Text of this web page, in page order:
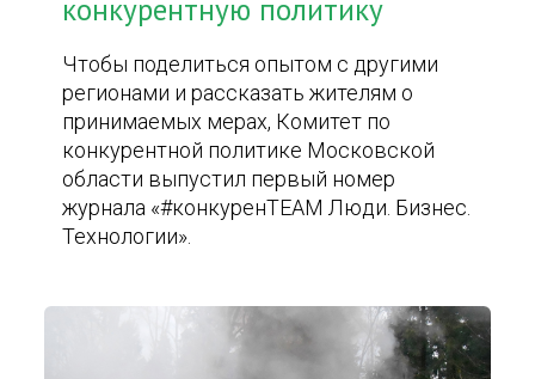
конкурентную политику
Чтобы поделиться опытом с другими
регионами и рассказать жителям о
принимаемых мерах, Комитет по
конкурентной политике Московской
области выпустил первый номер
журнала «#конкуренTEAM Люди. Бизнес.
Технологии».